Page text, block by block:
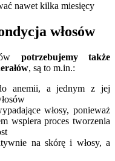
nawet kilka miesięcy
włosów
potrzebujemy także
, są to m.in.:
anemii, a jednym z jej
włosy, ponieważ
wspiera proces tworzenia
na skórę i włosy, a